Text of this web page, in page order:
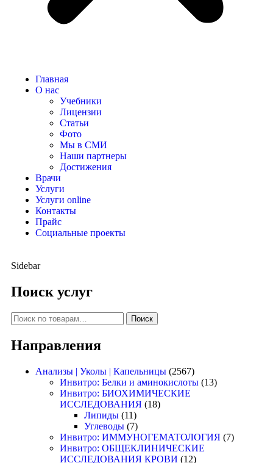
Главная
О нас
Учебники
Лицензии
Статьи
Фото
Мы в СМИ
Наши партнеры
Достижения
Врачи
Услуги
Услуги online
Контакты
Прайс
Социальные проекты
Sidebar
Поиск услуг
Поиск
Направления
Анализы | Уколы | Капельницы (2567)
Инвитро: Белки и аминокислоты (13)
Инвитро: БИОХИМИЧЕСКИЕ
ИССЛЕДОВАНИЯ (18)
Липиды (11)
Углеводы (7)
Инвитро: ИММУНОГЕМАТОЛОГИЯ (7)
Инвитро: ОБЩЕКЛИНИЧЕСКИЕ
ИССЛЕДОВАНИЯ КРОВИ (12)